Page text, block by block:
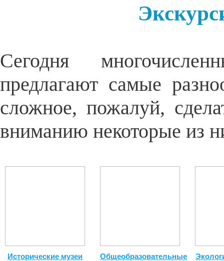
Сегодня
предлагают самые
сложное, пожалуй,
вниманию некоторые из
Исторические музеи Общеобразовательные